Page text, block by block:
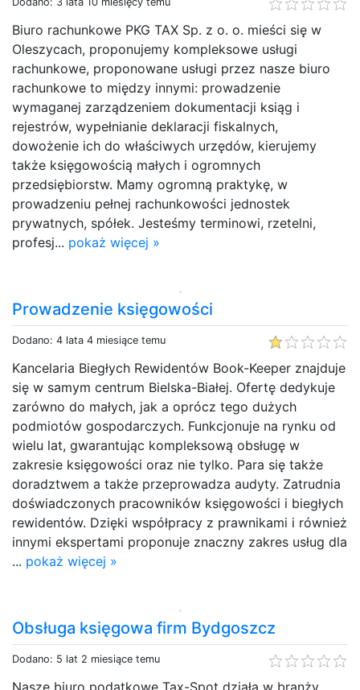
Biuro rachunkowe PKG TAX Sp. z o. o. mieści się w
Oleszycach, proponujemy kompleksowe usługi
rachunkowe, proponowane usługi przez nasze biuro
rachunkowe to między innymi: prowadzenie
wymaganej zarządzeniem dokumentacji ksiąg i
rejestrów, wypełnianie deklaracji fiskalnych,
dowożenie ich do właściwych urzędów, kierujemy
także księgowością małych i ogromnych
przedsiębiorstw. Mamy ogromną praktykę, w
prowadzeniu pełnej rachunkowości jednostek
prywatnych, spółek. Jesteśmy terminowi, rzetelni,
profesj... pokaż więcej »
Prowadzenie księgowości
Dodano: 4 lata 4 miesiące temu
Kancelaria Biegłych Rewidentów Book-Keeper znajduje
się w samym centrum Bielska-Białej. Ofertę dedykuje
zarówno do małych, jak a oprócz tego dużych
podmiotów gospodarczych. Funkcjonuje na rynku od
wielu lat, gwarantując kompleksową obsługę w
zakresie księgowości oraz nie tylko. Para się także
doradztwem a także przeprowadza audyty. Zatrudnia
doświadczonych pracowników księgowości i biegłych
rewidentów. Dzięki współpracy z prawnikami i również
innymi ekspertami proponuje znaczny zakres usług dla
... pokaż więcej »
Obsługa księgowa firm Bydgoszcz
Dodano: 5 lat 2 miesiące temu
Nasze biuro podatkowe Tax-Spot działa w branży